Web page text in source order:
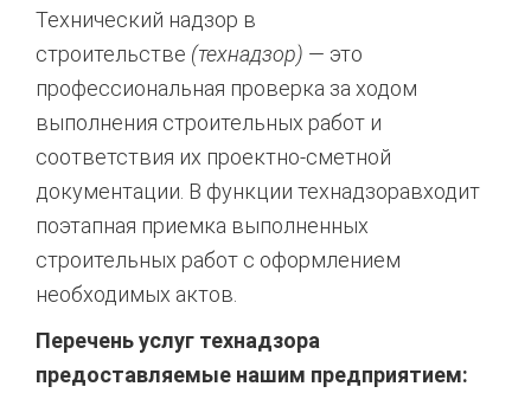
Технический надзор в
строительстве (технадзор) — это
профессиональная проверка за ходом
выполнения строительных работ и
соответствия их проектно-сметной
документации. В функции технадзоравходит
поэтапная приемка выполненных
строительных работ с оформлением
необходимых актов.
Перечень услуг технадзора
предоставляемые нашим предприятием: